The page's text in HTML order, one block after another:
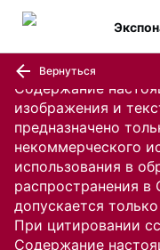
Содержание
изображения и
предназначено
некоммерческого
использования в
распространения
допускается
При цитировании
Содержание
Вернуться